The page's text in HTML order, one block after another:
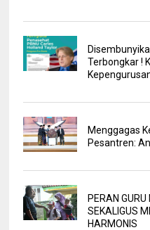
Terbongkar !
Menggagas
Pesantren:
PERAN GURU
SEKALIGUS
HARMONIS